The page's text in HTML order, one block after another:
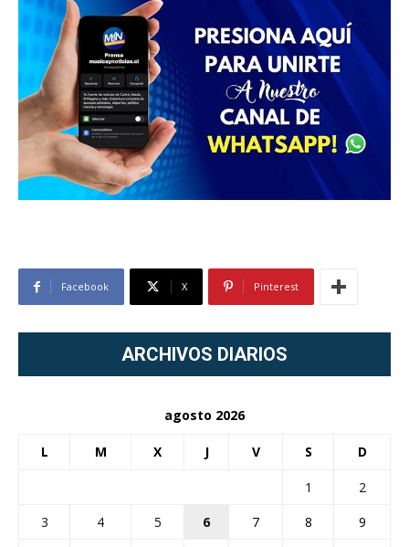
Facebook X Pinterest
ARCHIVOS DIARIOS
agosto 2026
L M X J V S D
1
2
3
4 5 6 7 8
9